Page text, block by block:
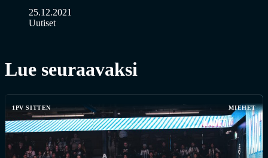
25.12.2021
Uutiset
Lue seuraavaksi
1PV SITTEN MIEHET